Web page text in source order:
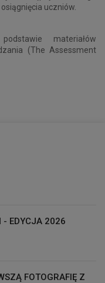
uczniów.
materiałów
(The Assessment
- EDYCJA 2026
FOTOGRAFIĘ Z